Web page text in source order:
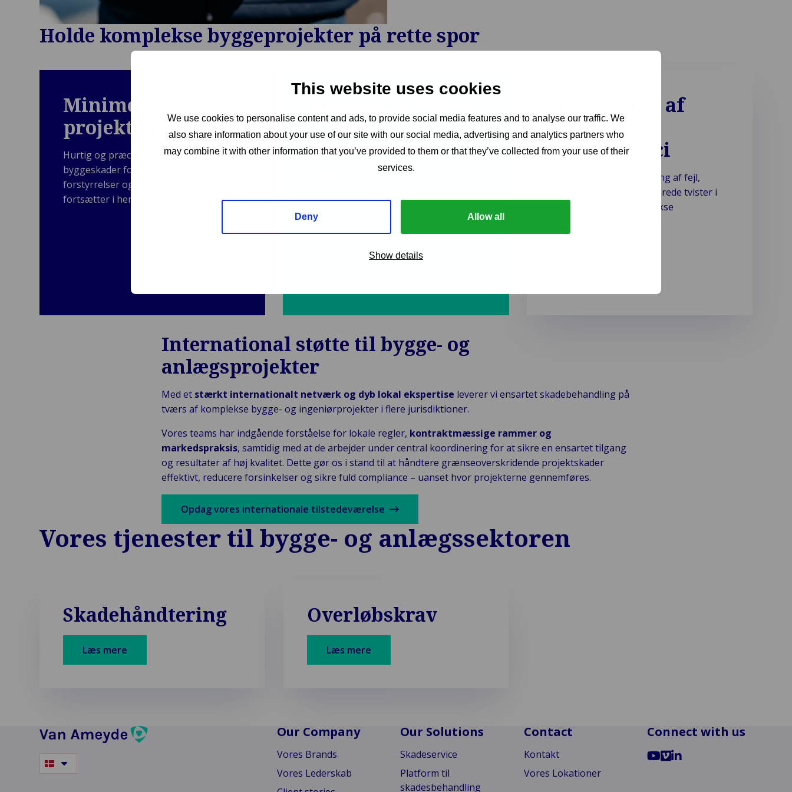
This website uses cookies
We use cookies to personalise content and ads, to provide social media features and to analyse our traffic. We
also share information about your use of our site with our social media, advertising and analytics partners who
may combine it with other information that you’ve provided to them or that they’ve collected from your use of their
services.
Deny Allow all
Show details
Holde komplekse byggeprojekter på rette spor
Minimere
projektforsinkelser
Hurtig og præcis håndtering af
byggeskader for at reducere
forstyrrelser og sikre, at projekterne
fortsætter i henhold til tidsplanen.
af flere
interessenter
for at sikre tydeligt ansvar og fælles
forståelse.
Håndtering af
komplekse
projektrisici
Ekspertmæssig håndtering af fejl,
skader og kontraktrelaterede tvister i
store og teknisk komplekse
International støtte til bygge- og
anlægsprojekter
Med et stærkt internationalt netværk og dyb lokal ekspertise leverer vi ensartet skadebehandling på
tværs af komplekse bygge- og ingeniørprojekter i flere jurisdiktioner.
Vores teams har indgående forståelse for lokale regler, kontraktmæssige rammer og
markedspraksis, samtidig med at de arbejder under central koordinering for at sikre en ensartet tilgang
og resultater af høj kvalitet. Dette gør os i stand til at håndtere grænseoverskridende projektskader
effektivt, reducere forsinkelser og sikre fuld compliance – uanset hvor projekterne gennemføres.
Opdag vores internationale tilstedeværelse
Vores tjenester til bygge- og anlægssektoren
Skadehåndtering
Læs mere
Overløbskrav
Læs mere
Switch
Our Company
Vores Brands
Vores Lederskab
Our Solutions
Skadeservice
Platform til
skadesbehandling
Contact
Kontakt
Vores Lokationer
Connect with us
GoGoGo